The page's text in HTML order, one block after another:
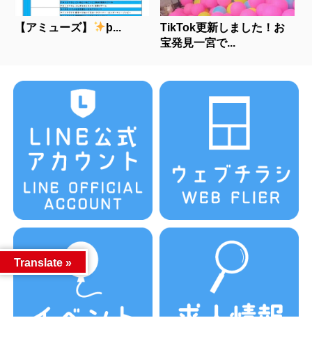
【アミューズ】 þ...
TikTok更新しました！お
宝発見一宮で...
Translate »